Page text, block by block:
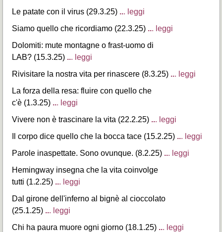
Le patate con il virus (29.3.25) ... leggi
Siamo quello che ricordiamo (22.3.25) ... leggi
Dolomiti: mute montagne o frast-uomo di
LAB? (15.3.25) ... leggi
Rivisitare la nostra vita per rinascere (8.3.25) ... leggi
La forza della resa: fluire con quello che
c'è (1.3.25) ... leggi
Vivere non è trascinare la vita (22.2.25) ... leggi
Il corpo dice quello che la bocca tace (15.2.25) ... leggi
Parole inaspettate. Sono ovunque. (8.2.25) ... leggi
Hemingway insegna che la vita coinvolge
tutti (1.2.25) ... leggi
Dal girone dell'inferno al bignè al cioccolato
(25.1.25) ... leggi
Chi ha paura muore ogni giorno (18.1.25) ... leggi